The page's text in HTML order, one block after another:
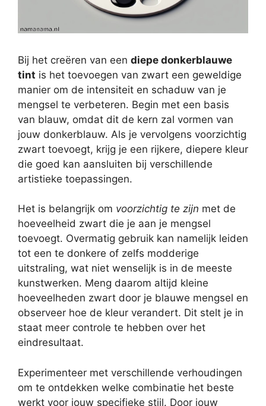
Bij het creëren van een diepe donkerblauwe
tint is het toevoegen van zwart een geweldige
manier om de intensiteit en schaduw van je
mengsel te verbeteren. Begin met een basis
van blauw, omdat dit de kern zal vormen van
jouw donkerblauw. Als je vervolgens voorzichtig
zwart toevoegt, krijg je een rijkere, diepere kleur
die goed kan aansluiten bij verschillende
artistieke toepassingen.
Het is belangrijk om voorzichtig te zijn met de
hoeveelheid zwart die je aan je mengsel
toevoegt. Overmatig gebruik kan namelijk leiden
tot een te donkere of zelfs modderige
uitstraling, wat niet wenselijk is in de meeste
kunstwerken. Meng daarom altijd kleine
hoeveelheden zwart door je blauwe mengsel en
observeer hoe de kleur verandert. Dit stelt je in
staat meer controle te hebben over het
eindresultaat.
Experimenteer met verschillende verhoudingen
om te ontdekken welke combinatie het beste
werkt voor jouw specifieke stijl. Door jouw